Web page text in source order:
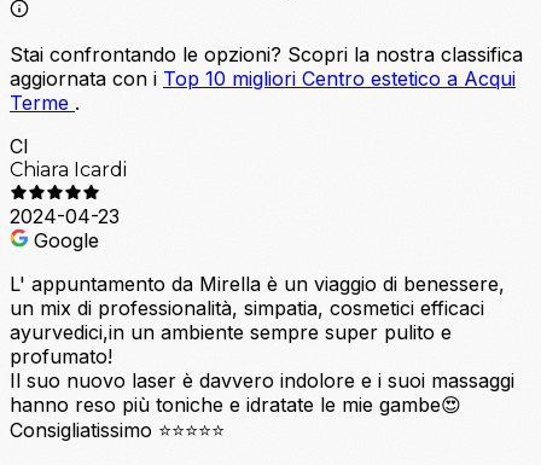
Stai confrontando le opzioni? Scopri la nostra classifica
aggiornata con i Top 10 migliori Centro estetico a Acqui
Terme .
CI
Chiara Icardi
2024-04-23
Google
L' appuntamento da Mirella è un viaggio di benessere,
un mix di professionalità, simpatia, cosmetici efficaci
ayurvedici,in un ambiente sempre super pulito e
profumato!
Il suo nuovo laser è davvero indolore e i suoi massaggi
hanno reso più toniche e idratate le mie gambe😍
Consigliatissimo ⭐⭐⭐⭐⭐